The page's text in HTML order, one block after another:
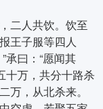
二人共饮。饮至
王子服等四人
承曰：“愿闻其
十万，共分十路杀
万，从北杀来。